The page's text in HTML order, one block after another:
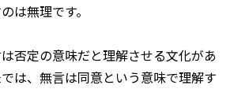
は無理です。
否定の意味だと理解させる文化があ
は、無言は同意という意味で理解す